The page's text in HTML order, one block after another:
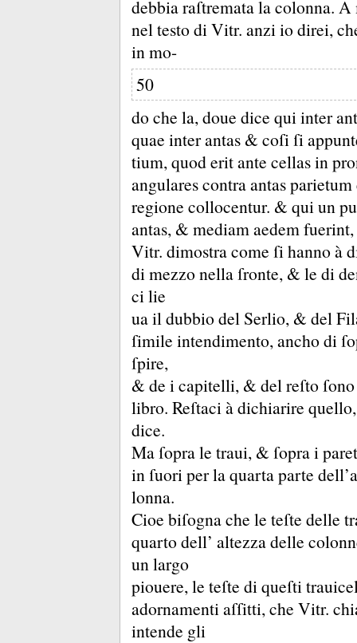
debbia raſtremata la colonna. A
nel testo di Vitr. anzi io direi,
in mo-
50
do che la, doue dice qui inter
quae inter antas & coſi ſi
tium, quod erit ante cellas in
angulares contra antas
regione collocentur. & qui un
antas, & mediam aedem
Vitr. dimostra come ſi hanno à
di mezzo nella ſronte, & le di
ci lie
ua il dubbio del Serlio, & del
ſimile intendimento, ancho di
ſpire,
& de i capitelli, & del reſto
libro. Reſtaci à dichiarire
dice.
Ma ſopra le traui, & ſopra i
in ſuori per la quarta parte
lonna.
Cioe biſogna che le teſte delle
quarto dell’ altezza delle
un largo
piouere, le teſte di queſti
adornamenti aſſitti, che Vitr.
intende gli